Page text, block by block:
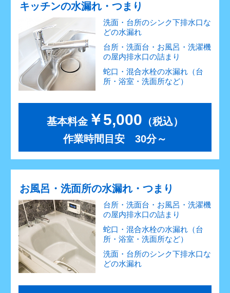
キッチンの水漏れ・つまり
洗面・台所のシンク下排水口な
どの水漏れ
台所・洗面台・お風呂・洗濯機
の屋内排水口の詰まり
蛇口・混合水栓の水漏れ（台
所・浴室・洗面所など）
基本料金￥5,000 （税込）
作業時間目安 30分～
お風呂・洗面所の水漏れ・つまり
台所・洗面台・お風呂・洗濯機
の屋内排水口の詰まり
蛇口・混合水栓の水漏れ（台
所・浴室・洗面所など）
洗面・台所のシンク下排水口な
どの水漏れ